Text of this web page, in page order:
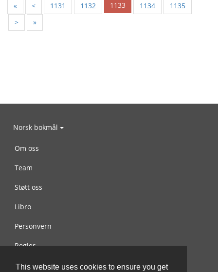
This website uses cookies to ensure you get
« < 1131 1132 1133 1134
1135
>
»
Norsk bokmål
Om oss
Team
Støtt oss
Libro
Personvern
Regler
Kontakt oss